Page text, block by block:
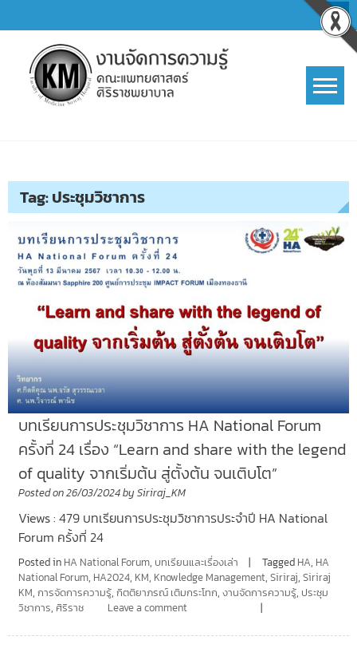
to
content
Tag:ประชุมวิชาการ
บทเรียนการประชุมวิชาการ HA National Forum
ครั้งที่ 24 เรื่อง “Learn and share with the legend
of quality จากเริ่มต้น สู่ตั้งต้น จนเติบโต”
Posted on26/03/2024by Siriraj_KM
Views : 479 บทเรียนการประชุมวิชาการประจำปี HA National
Forum ครั้งที่ 24
Posted in HA National Forum, บทเรียนและเรื่องเล่า Tagged HA, HA
National Forum, HA2024, KM, Knowledge Management, Siriraj, Siriraj
KM, การจัดการความรู้, กิตติยาภรณ์ เติมกระโทก, งานจัดการความรู้, ประชุม
วิชาการ, ศิริราช Leave a comment